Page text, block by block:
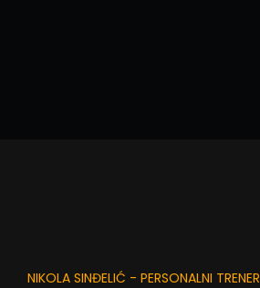
NIKOLA SINĐELIĆ - PERSONALNI TRENER